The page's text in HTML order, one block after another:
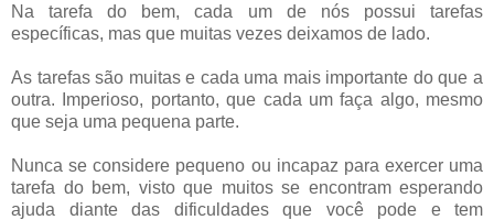
Na tarefa do bem, cada um de nós possui tarefas
específicas, mas que muitas vezes deixamos de lado.
As tarefas são muitas e cada uma mais importante do que a
outra. Imperioso, portanto, que cada um faça algo, mesmo
que seja uma pequena parte.
Nunca se considere pequeno ou incapaz para exercer uma
tarefa do bem, visto que muitos se encontram esperando
ajuda diante das dificuldades que você pode e tem